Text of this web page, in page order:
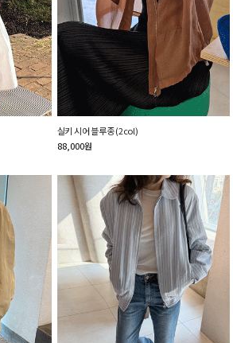
실키 시어 블루종 (2col)
88,000원